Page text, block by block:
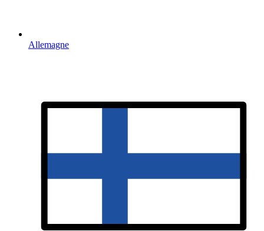
Allemagne